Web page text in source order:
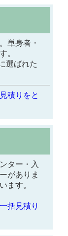
単身者・
。
選ばれた
積りをと
ター・入
がありま
ます。
括見積り